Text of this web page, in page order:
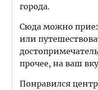
города.
Сюда можно
или
прочее, на ваш
Понравился